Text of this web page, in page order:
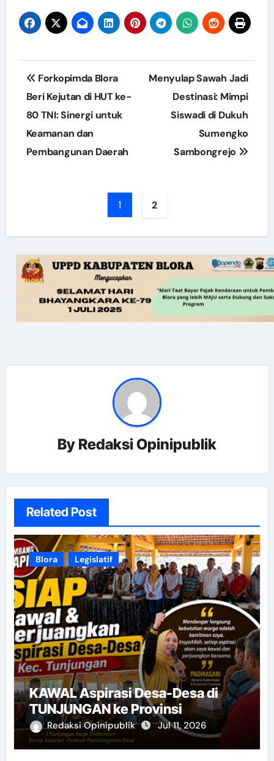
Post
navigation
Forkopimda Blora
Beri Kejutan di HUT ke-
80 TNI: Sinergi untuk
Keamanan dan
Pembangunan Daerah
Menyulap Sawah Jadi
Destinasi: Mimpi
Siswadi di Dukuh
Sumengko
Sambongrejo
1 2
By Redaksi Opinipublik
Related Post
Blora Legislatif
KAWAL Aspirasi Desa-Desa di
TUNJUNGAN ke Provinsi
Redaksi Opinipublik Jul 11, 2026